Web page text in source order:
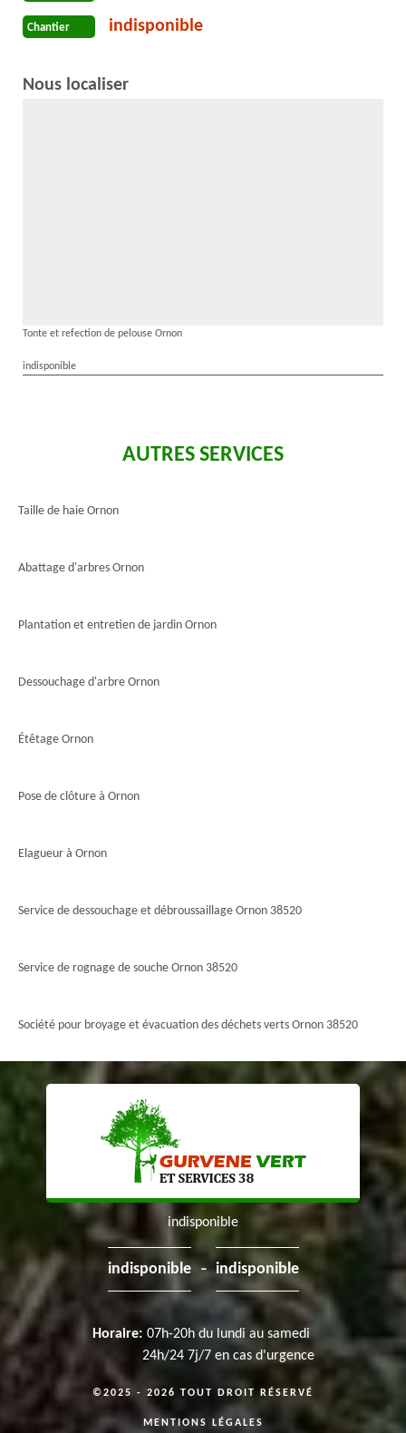
Chantier indisponible
Nous localiser
Tonte et refection de pelouse Ornon
indisponible
AUTRES SERVICES
Taille de haie Ornon
Abattage d'arbres Ornon
Plantation et entretien de jardin Ornon
Dessouchage d'arbre Ornon
Étêtage Ornon
Pose de clôture à Ornon
Elagueur à Ornon
Service de dessouchage et débroussaillage Ornon 38520
Service de rognage de souche Ornon 38520
Société pour broyage et évacuation des déchets verts Ornon 38520
indisponible
indisponible - indisponible
Horaire: 07h-20h du lundi au samedi
24h/24 7j/7 en cas d'urgence
©2025 - 2026 TOUT DROIT RÉSERVÉ
MENTIONS LÉGALES